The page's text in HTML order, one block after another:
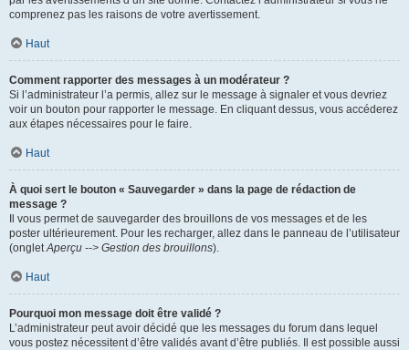
comprenez pas les raisons de votre avertissement.
Haut
Comment rapporter des messages à un modérateur ?
Si l’administrateur l’a permis, allez sur le message à signaler et vous devriez
voir un bouton pour rapporter le message. En cliquant dessus, vous accéderez
aux étapes nécessaires pour le faire.
Haut
À quoi sert le bouton « Sauvegarder » dans la page de rédaction de
message ?
Il vous permet de sauvegarder des brouillons de vos messages et de les
poster ultérieurement. Pour les recharger, allez dans le panneau de l’utilisateur
(ongletAperçu --> Gestion des brouillons).
Haut
Pourquoi mon message doit être validé ?
L’administrateur peut avoir décidé que les messages du forum dans lequel
vous postez nécessitent d’être validés avant d’être publiés. Il est possible aussi